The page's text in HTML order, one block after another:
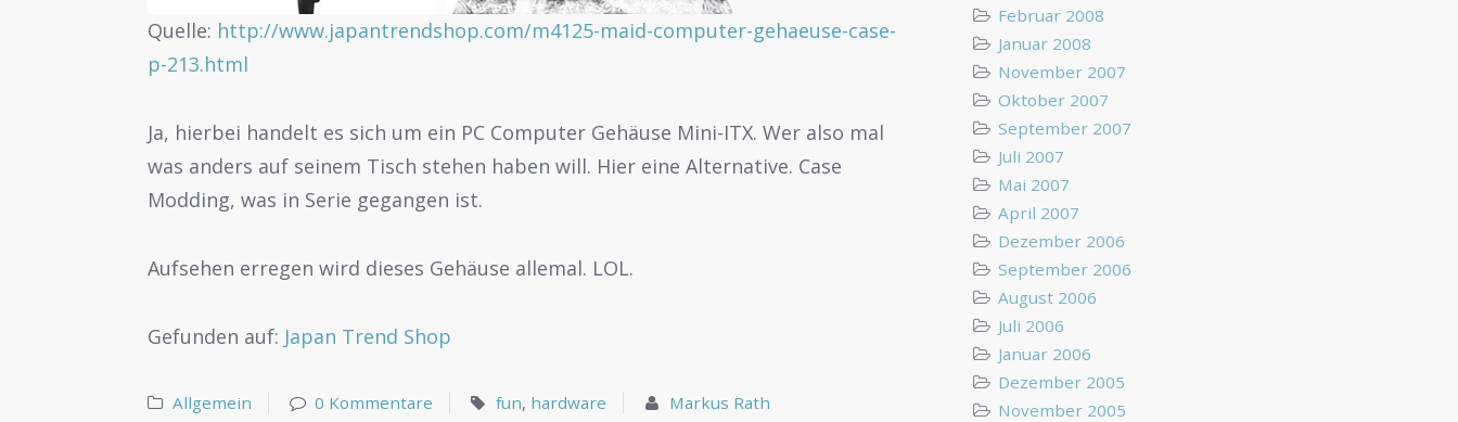
Quelle: http://www.japantrendshop.com/m4125-maid-computer-gehaeuse-case-
p-213.html
Ja, hierbei handelt es sich um ein PC Computer Gehäuse Mini-ITX. Wer also mal
was anders auf seinem Tisch stehen haben will. Hier eine Alternative. Case
Modding, was in Serie gegangen ist.
Aufsehen erregen wird dieses Gehäuse allemal. LOL.
Gefunden auf: Japan Trend Shop
Allgemein 0 Kommentare fun, hardware Markus Rath
Februar 2008
Januar 2008
November 2007
Oktober 2007
September 2007
Juli 2007
Mai 2007
April 2007
Dezember 2006
September 2006
August 2006
Juli 2006
Januar 2006
Dezember 2005
November 2005